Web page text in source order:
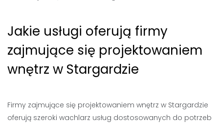
Jakie usługi oferują firmy
zajmujące się projektowaniem
wnętrz w Stargardzie
Firmy zajmujące się projektowaniem wnętrz w Stargardzie
oferują szeroki wachlarz usług dostosowanych do potrzeb